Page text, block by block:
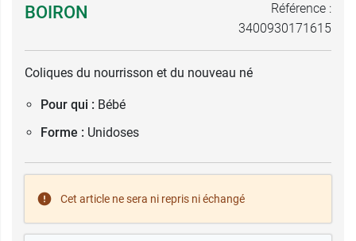
BOIRON
Référence :
3400930171615
Coliques du nourrisson et du nouveau né
Pour qui : Bébé
Forme : Unidoses
Cet article ne sera ni repris ni échangé